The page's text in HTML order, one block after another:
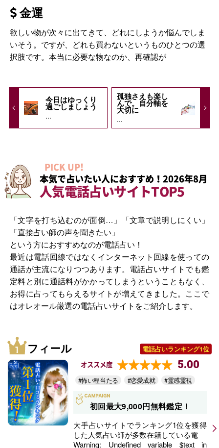
金運
欲しい物が次々に出てきて、どれにしようか悩んでしま
いそう。ですが、どれも買わないというものひとつの選
択肢です。本当に必要な物なのか、再確認が
今日はゆっくり
過ごしましょう
...
孤独さえも楽し
んで。自分軸を
大切に
...
PICK UP!
本気で占いたい人におすすめ！2026年8月
人気電話占いサイトTOP5
「文字を打ち込むのが面倒…」「文章で説明しにくい」
「直接占い師の声を聞きたい」
という方におすすめなのが電話占い！
最近は電話回線ではなくインターネット回線を使っての
通話が主流になりつつあります。電話占いサイトでも鑑
定料と別に通話料がかかってしまうということもなく、
お得に占ってもらえるサイトが増えてきました。ここで
はオレオール厳選の電話占いサイトをご紹介します。
フィール 電話占いランキング1位
オススメ度 5.00
#怖い程当たる #恋愛成就 #霊感霊視
初回最大9,000円無料鑑定！
大手占いサイトでランキング1位を獲得
した人気占い師が多数在籍している電
Warning: Undefined variable $text in